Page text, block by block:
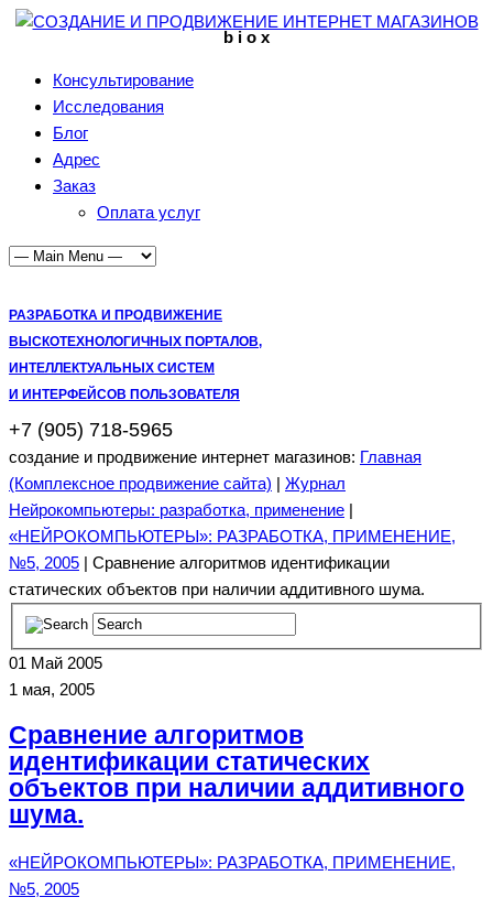
b i o x
Консультирование
Исследования
Блог
Адрес
Заказ
Оплата услуг
РАЗРАБОТКА И ПРОДВИЖЕНИЕ
ВЫСКОТЕХНОЛОГИЧНЫХ ПОРТАЛОВ,
ИНТЕЛЛЕКТУАЛЬНЫХ СИСТЕМ
И ИНТЕРФЕЙСОВ ПОЛЬЗОВАТЕЛЯ
+7 (905) 718-5965
создание и продвижение интернет магазинов: Главная
(Комплексное продвижение сайта) | Журнал
Нейрокомпьютеры: разработка, применение |
«НЕЙРОКОМПЬЮТЕРЫ»: РАЗРАБОТКА, ПРИМЕНЕНИЕ,
№5, 2005 | Сравнение алгоритмов идентификации
статических объектов при наличии аддитивного шума.
01 Май 2005
1 мая, 2005
Сравнение алгоритмов
идентификации статических
объектов при наличии аддитивного
шума.
«НЕЙРОКОМПЬЮТЕРЫ»: РАЗРАБОТКА, ПРИМЕНЕНИЕ,
№5, 2005